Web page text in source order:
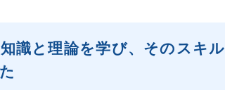
識と理論を学び、そのスキル